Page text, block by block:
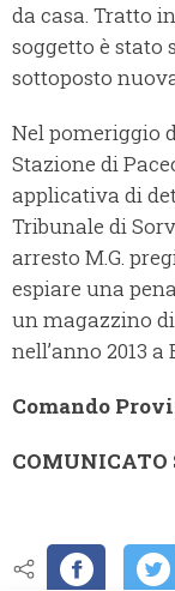
da casa. Tratto
soggetto è stato
sottoposto
Nel pomeriggio
Stazione di
applicativa di
Tribunale di
arresto M.G.
espiare una
un magazzino
nell’anno 2013 a
Comando
COMUNICATO